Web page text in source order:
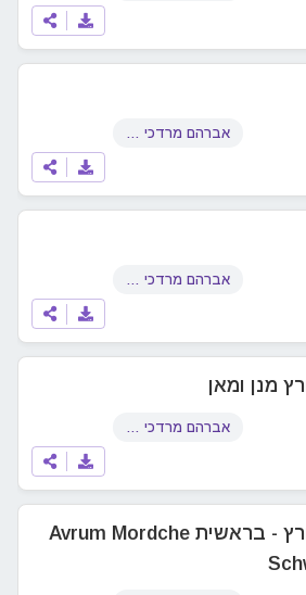
אברהם מרדכי שוורץ
אברהם מרדכי שוורץ
מנן ומאן
אברהם מרדכי שוורץ
אברהם מרדכי שוורץ - בראשית Avrum Mordche